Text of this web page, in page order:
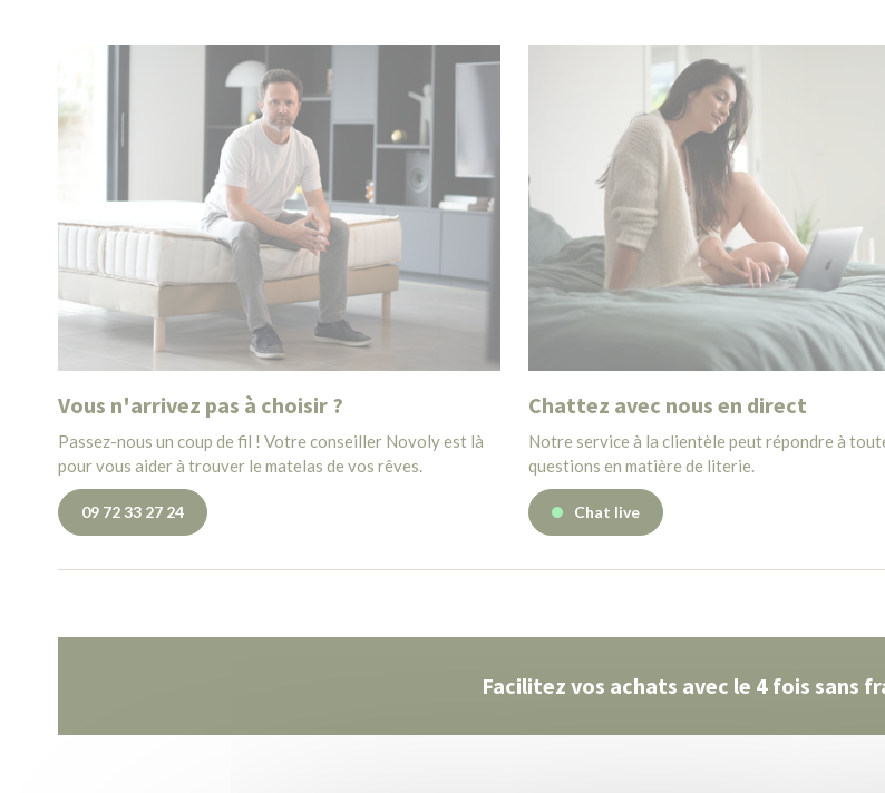
Vous n'arrivez pas à choisir ?
Passez-nous un coup de fil ! Votre conseiller Novoly est là
pour vous aider à trouver le matelas de vos rêves.
09 72 33 27 24
Chattez avec nous en direct
Notre service à la clientèle peut répondre à
questions en matière de literie.
Chat live
Facilitez vos achats avec le 4 fois sans